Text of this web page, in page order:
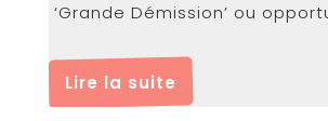
‘Grande Démission’ ou
Lire la suite